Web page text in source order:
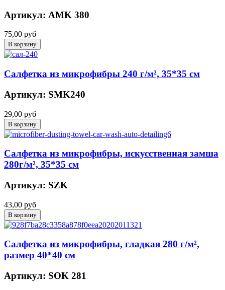
Артикул: АMK 380
75,00 руб
Салфетка из микрофибры 240 г/м², 35*35 см
Артикул: SMK240
29,00 руб
Салфетка из микрофибры, искусственная замша
280г/м², 35*35 см
Артикул: SZK
43,00 руб
Салфетка из микрофибры, гладкая 280 г/м²,
размер 40*40 см
Артикул: SOK 281